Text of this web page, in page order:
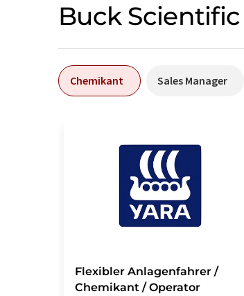
Buck
Chemikant Sales Manager
Flexibler Anlagenfahrer /
Chemikant / Operator